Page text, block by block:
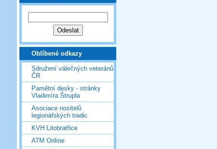
Oblíbené odkazy
Sdružení válečných veteránů
ČR
Pamětní desky - stránky
Vladimíra Štrupla
Asociace nositelů
legionářských tradic
KVH Litobratřice
ATM Online